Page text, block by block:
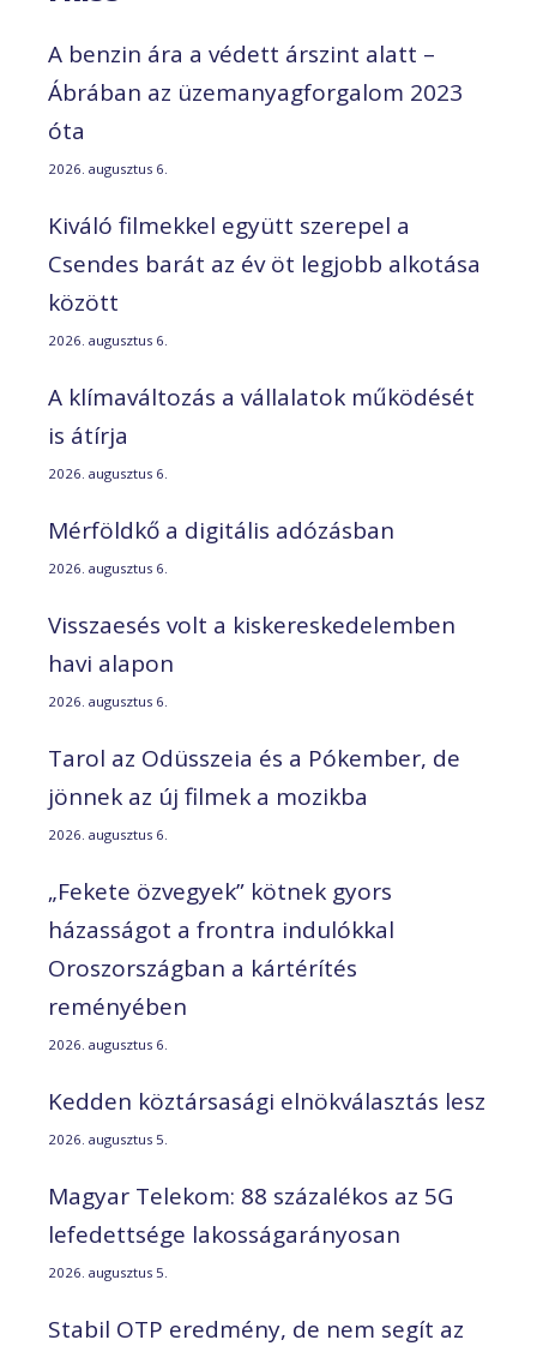
A benzin ára a védett árszint alatt –
Ábrában az üzemanyagforgalom 2023
óta
2026. augusztus 6.
Kiváló filmekkel együtt szerepel a
Csendes barát az év öt legjobb alkotása
között
2026. augusztus 6.
A klímaváltozás a vállalatok működését
is átírja
2026. augusztus 6.
Mérföldkő a digitális adózásban
2026. augusztus 6.
Visszaesés volt a kiskereskedelemben
havi alapon
2026. augusztus 6.
Tarol az Odüsszeia és a Pókember, de
jönnek az új filmek a mozikba
2026. augusztus 6.
„Fekete özvegyek” kötnek gyors
házasságot a frontra indulókkal
Oroszországban a kártérítés
reményében
2026. augusztus 6.
Kedden köztársasági elnökválasztás lesz
2026. augusztus 5.
Magyar Telekom: 88 százalékos az 5G
lefedettsége lakosságarányosan
2026. augusztus 5.
Stabil OTP eredmény, de nem segít az